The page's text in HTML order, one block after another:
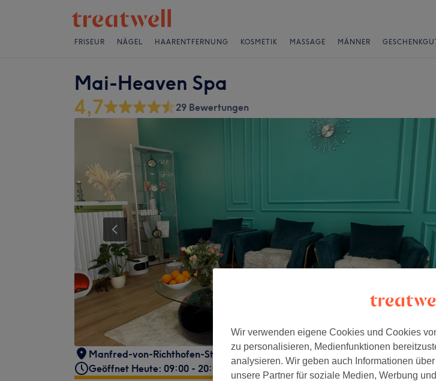
FRISEUR NÄGEL HAARENTFERNUNG KOSMETIK MASSAGE MÄNNER
Mai-Heaven Spa
4,7 29 Bewertungen
Manfred-von-Richthofen-Straße 8 , Kreuzberg, Berlin , 12101
Geöffnet Heute: 09:00 - 20:00
Wir verwenden eigene Cookies und Cookies
zu personalisieren, Medienfunktionen
analysieren. Wir geben auch Informationen
unsere Partner für soziale Medien, Werbung